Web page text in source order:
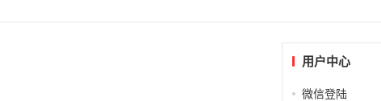
用户中心
微信登陆